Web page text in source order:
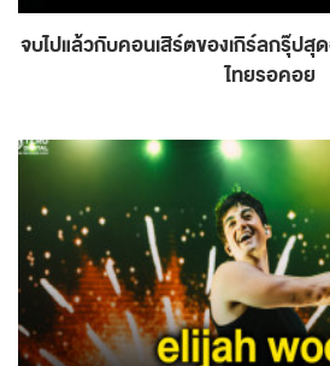
จบไปแล้วกับคอนเสิร์ตของเกิร์ลกรุ๊ปสุ
ไทยรอคอย